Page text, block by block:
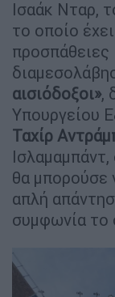
Ισαάκ Νταρ,
το οποίο
προσπάθειες
αισιόδοξοι»,
Υπουργείου
Ταχίρ
θα μπορούσε
απλή
συμφωνία το